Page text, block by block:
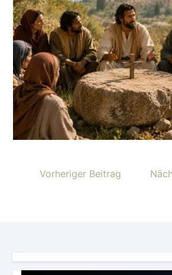
Vorheriger Beitrag